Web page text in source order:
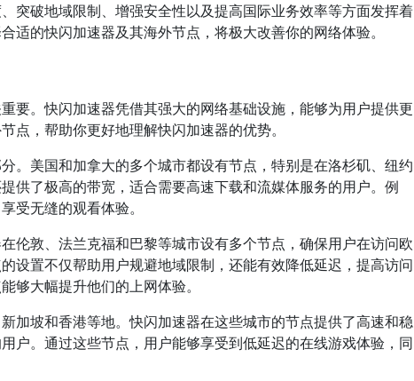
突破地域限制、增强安全性以及提高国际业务效率等方面发挥着
适的快闪加速器及其海外节点，将极大改善你的网络体验。
要。快闪加速器凭借其强大的网络基础设施，能够为用户提供更
点，帮助你更好地理解快闪加速器的优势。
。美国和加拿大的多个城市都设有节点，特别是在洛杉矶、纽约
供了极高的带宽，适合需要高速下载和流媒体服务的用户。例
受无缝的观看体验。
伦敦、法兰克福和巴黎等城市设有多个节点，确保用户在访问欧
设置不仅帮助用户规避地域限制，还能有效降低延迟，提高访问
够大幅提升他们的上网体验。
加坡和香港等地。快闪加速器在这些城市的节点提供了高速和稳
户。通过这些节点，用户能够享受到低延迟的在线游戏体验，同